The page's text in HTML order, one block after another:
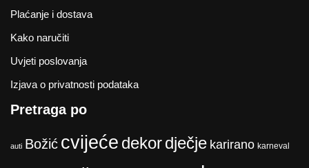
Plaćanje i dostava
Kako naručiti
Uvjeti poslovanja
Izjava o privatnosti podataka
Pretraga po
auti Božić cvijeće dekordječje karirano karneval